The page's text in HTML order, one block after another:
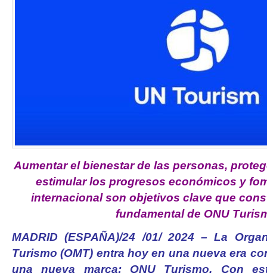
Aumentar el bienestar de las personas,
estimular los progresos económicos y
internacional son objetivos clave que
fundamental de ONU
MADRID (ESPAÑA)/24 /01/ 2024 – La
Turismo (OMT) entra hoy en una nueva era
una nueva marca: ONU Turismo. Con